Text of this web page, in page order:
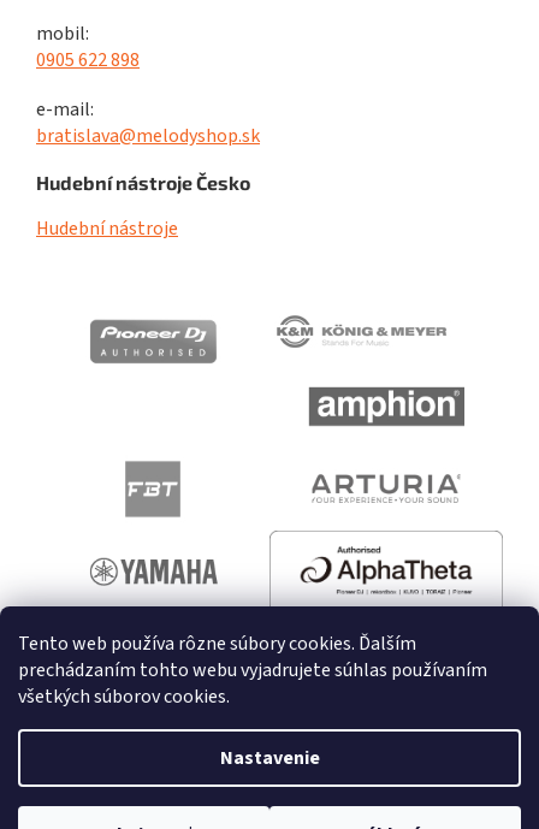
Tento web používa rôzne súbory cookies. Ďalším
prechádzaním tohto webu vyjadrujete súhlas používaním
všetkých súborov cookies.
Nastavenie
mobil:
0905 622 898
e-mail:
bratislava@melodyshop.sk
Hudební nástroje Česko
Hudební nástroje
Vytvoril Shoptet
Copyright 2026melodyshop.sk. Všetky práva vyhradené.